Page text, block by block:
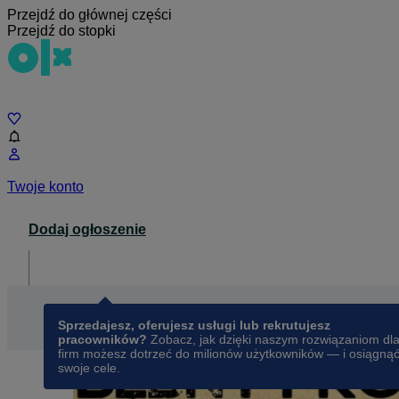
Przejdź do głównej części
Przejdź do stopki
Twoje konto
Dodaj ogłoszenie
Sprzedajesz, oferujesz usługi lub rekrutujesz
pracowników? Zobacz, jak dzięki naszym rozwiązaniom dla
firm możesz dotrzeć do milionów użytkowników — i osiągnąć
swoje cele.